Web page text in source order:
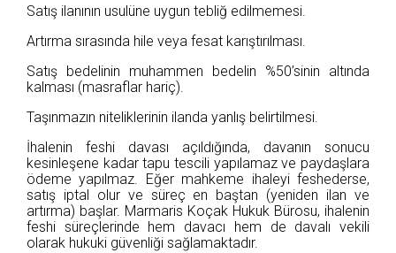
Satış ilanının usulüne uygun tebliğ edilmemesi.
Artırma sırasında hile veya fesat karıştırılması.
Satış bedelinin muhammen bedelin %50’sinin altında
kalması (masraflar hariç).
Taşınmazın niteliklerinin ilanda yanlış belirtilmesi.
İhalenin feshi davası açıldığında, davanın sonucu
kesinleşene kadar tapu tescili yapılamaz ve paydaşlara
ödeme yapılmaz. Eğer mahkeme ihaleyi feshederse,
satış iptal olur ve süreç en baştan (yeniden ilan ve
artırma) başlar. Marmaris Koçak Hukuk Bürosu, ihalenin
feshi süreçlerinde hem davacı hem de davalı vekili
olarak hukuki güvenliği sağlamaktadır.